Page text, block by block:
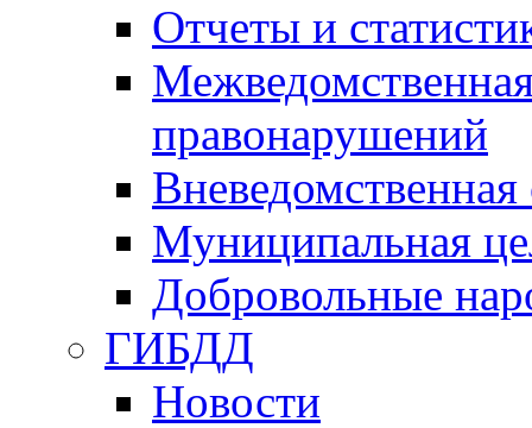
Отчеты и
правонарушений
Вневедомственная
Муниципальная
Добровольные
ГИБДД
Новости